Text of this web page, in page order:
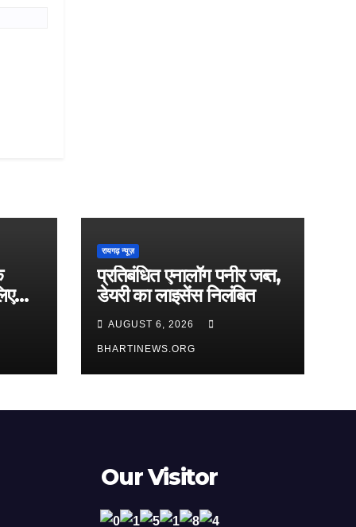
रायगढ़ न्यूज़
प्रतिबंधित एनालॉग पनीर जब्त,
डेयरी का लाइसेंस निलंबित
AUGUST 6, 2026
BHARTINEWS.ORG
Our Visitor